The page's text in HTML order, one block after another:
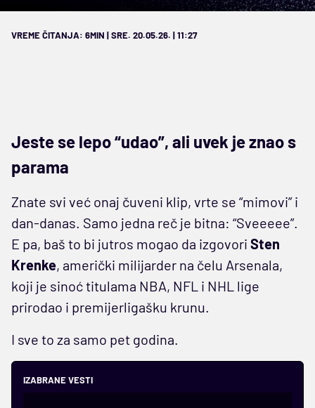
VREME ČITANJA: 6MIN | SRE. 20.05.26. | 11:27
Jeste se lepo “udao”, ali uvek je znao s
parama
Znate svi već onaj čuveni klip, vrte se “mimovi” i
dan-danas. Samo jedna reč je bitna: “Sveeeee”.
E pa, baš to bi jutros mogao da izgovori Sten
Krenke, američki milijarder na čelu Arsenala,
koji je sinoć titulama NBA, NFL i NHL lige
prirodao i premijerligašku krunu.
I sve to za samo pet godina.
IZABRANE VESTI